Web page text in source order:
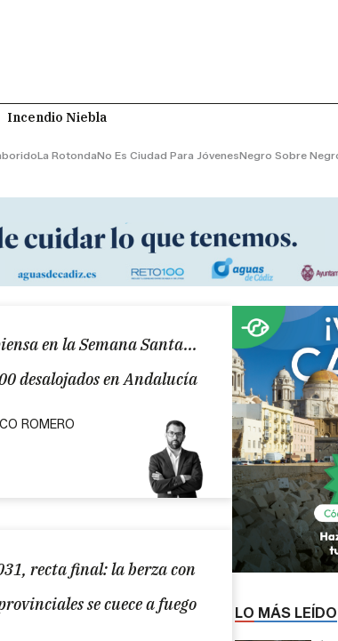
Incendio Niebla
La RotondaNo Es Ciudad Para JóvenesNegro Sobre
en la Semana Santa...
desalojados en Andalucía
ROMERO
recta final: la berza con
se cuece a fuego
LO MÁS LEÍDO